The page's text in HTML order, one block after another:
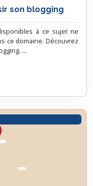
son blogging
à ce sujet ne
ce domaine. Découvrez
...